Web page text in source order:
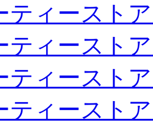
ティースト
ティースト
ティースト
ティースト